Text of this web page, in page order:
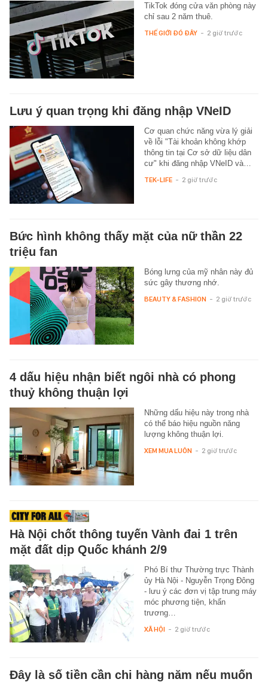
TikTok đóng cửa văn phòng này
chỉ sau 2 năm thuê.
THẾ GIỚI ĐÓ ĐÂY - 2 giờ trước
Lưu ý quan trọng khi đăng nhập VNeID
Cơ quan chức năng vừa lý giải
về lỗi "Tài khoản không khớp
thông tin tại Cơ sở dữ liệu dân
cư" khi đăng nhập VNeID và…
TEK-LIFE - 2 giờ trước
Bức hình không thấy mặt của nữ thần 22
triệu fan
Bóng lưng của mỹ nhân này đủ
sức gây thương nhớ.
BEAUTY & FASHION - 2 giờ trước
4 dấu hiệu nhận biết ngôi nhà có phong
thuỷ không thuận lợi
Những dấu hiệu này trong nhà
có thể báo hiệu nguồn năng
lượng không thuận lợi.
XEM MUA LUÔN - 2 giờ trước
Hà Nội chốt thông tuyến Vành đai 1 trên
mặt đất dịp Quốc khánh 2/9
Phó Bí thư Thường trực Thành
ủy Hà Nội - Nguyễn Trọng Đông
- lưu ý các đơn vị tập trung máy
móc phương tiện, khẩn
trương…
XÃ HỘI - 2 giờ trước
Đây là số tiền cần chi hàng năm nếu muốn